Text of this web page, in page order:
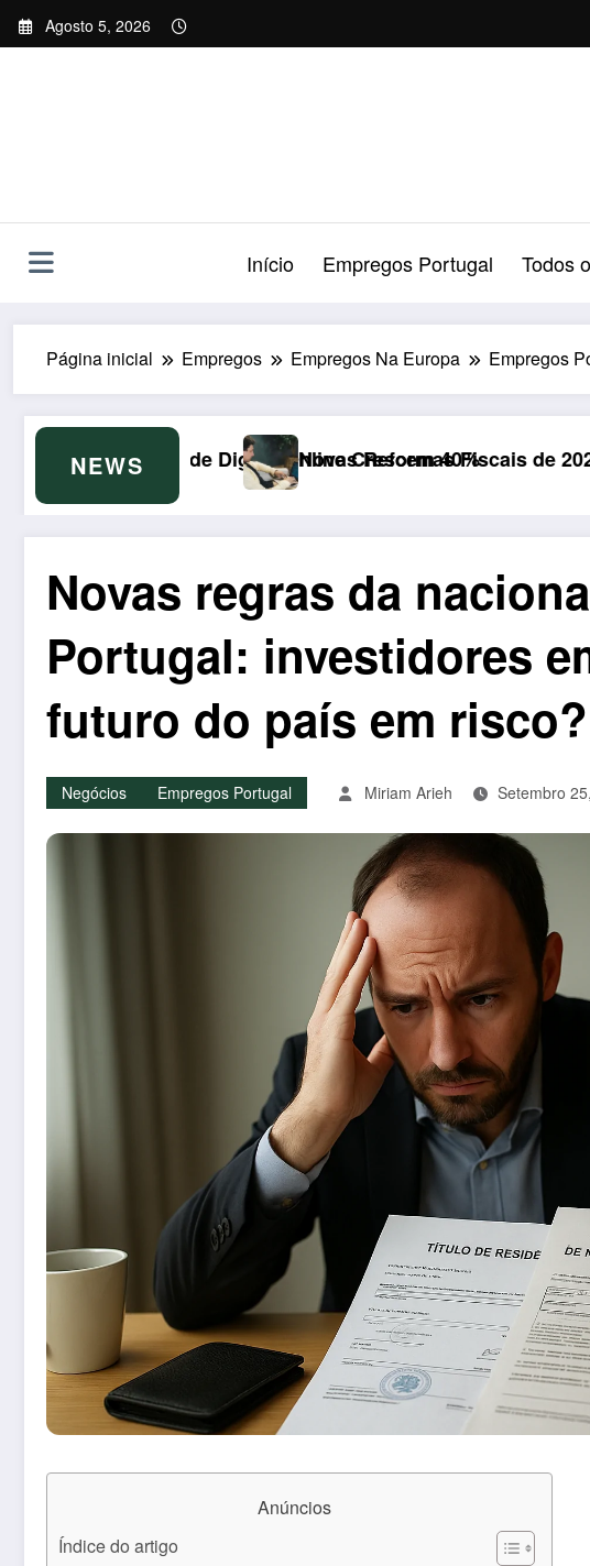
Saltar
para
Agosto 5, 2026
Início Empregos Portugal Todos
Página inicial Empregos Empregos Na Europa Empregos
NEWS
Online Crescem 40%
Novas Reformas Fiscais de 2026 no Luxemburgo:
Novas regras da
Portugal: investidores
futuro do país em risco?
Negócios Empregos Portugal Miriam Arieh Setembro
Anúncios
Índice do artigo